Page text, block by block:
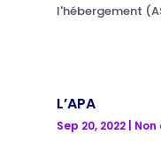
l'hébergement
L’APA
Sep 20, 2022| Non